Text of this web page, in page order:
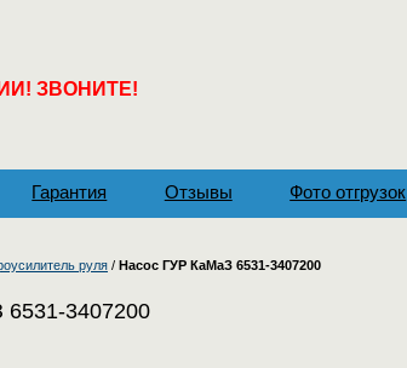
ЗВОНИТЕ!
Гарантия Отзывы Фото отгрузок
руля / Насос ГУР КаМаЗ 6531-3407200
3407200